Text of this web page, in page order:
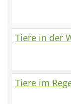
Tiere in der
Tiere im